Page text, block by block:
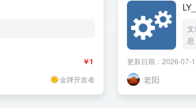
￥1
金牌开发者
更新日期：2026-07-
老阳